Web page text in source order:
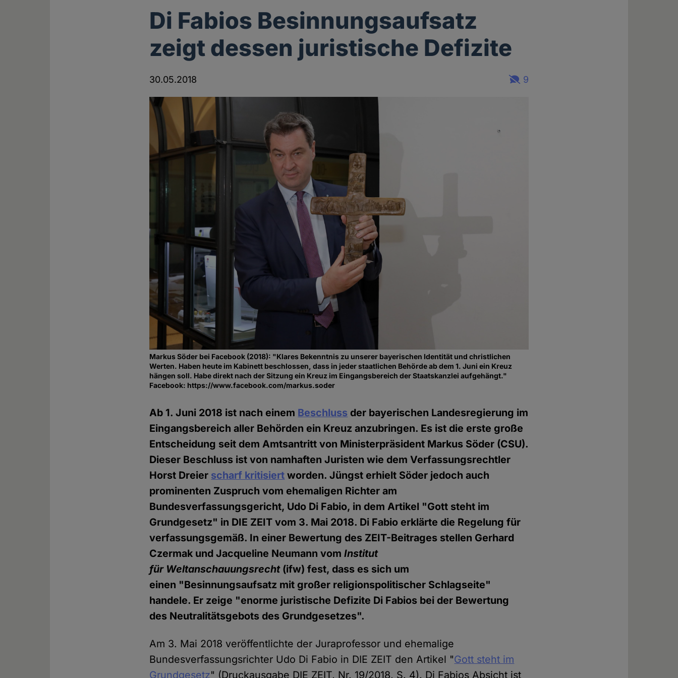
Di Fabios Besinnungsaufsatz
zeigt dessen juristische Defizite
30.05.2018 9
Markus Söder bei Facebook (2018): "Klares Bekenntnis zu unserer bayerischen Identität und christlichen
Werten. Haben heute im Kabinett beschlossen, dass in jeder staatlichen Behörde ab dem 1. Juni ein Kreuz
hängen soll. Habe direkt nach der Sitzung ein Kreuz im Eingangsbereich der Staatskanzlei aufgehängt."
Facebook: https://www.facebook.com/markus.soder
Ab 1. Juni 2018 ist nach einem Beschluss der bayerischen Landesregierung im
Eingangsbereich aller Behörden ein Kreuz anzubringen. Es ist die erste große
Entscheidung seit dem Amtsantritt von Ministerpräsident Markus Söder (CSU).
Dieser Beschluss ist von namhaften Juristen wie dem Verfassungsrechtler
Horst Dreier scharf kritisiert worden. Jüngst erhielt Söder jedoch auch
prominenten Zuspruch vom ehemaligen Richter am
Bundesverfassungsgericht, Udo Di Fabio, in dem Artikel "Gott steht im
Grundgesetz" in DIE ZEIT vom 3. Mai 2018. Di Fabio erklärte die Regelung für
verfassungsgemäß. In einer Bewertung des ZEIT-Beitrages stellen Gerhard
Czermak und Jacqueline Neumann vomInstitut
für Weltanschauungsrecht(ifw) fest, dass es sich um
einen "Besinnungsaufsatz mit großer religionspolitischer Schlagseite"
handele. Er zeige "enorme juristische Defizite Di Fabios bei der Bewertung
des Neutralitätsgebots des Grundgesetzes".
Am 3. Mai 2018 veröffentlichte der Juraprofessor und ehemalige
Bundesverfassungsrichter Udo Di Fabio in DIE ZEIT den Artikel "Gott steht im
Grundgesetz" (Druckausgabe DIE ZEIT, Nr. 19/2018, S. 4). Di Fabios Absicht ist